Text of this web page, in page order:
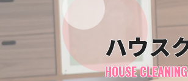
ハウス
HOUSE CLEANING